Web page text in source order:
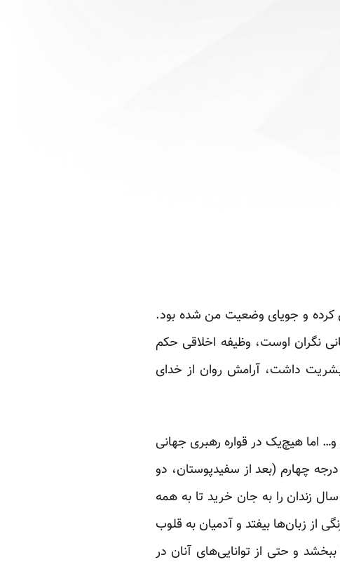
کرده و جویای وضعیت من شده بود.
نگران اوست، وظیفه اخلاقی حکم
داشت، آرامش روان از خدای
و… اما هیچ‌یک در قواره رهبری جهانی
چهارم (بعد از سفیدپوستان، دو
و هندی‌ها) بر مصدر امور کشور خود بنشاند و نظام آپارتاید را الغا و امحا کند. او 27 سال زندان را به جان خرید تا به همه
از زبان‌ها بیفتد و آدمیان به قلوب
و حتی از توانایی‌های آنان در